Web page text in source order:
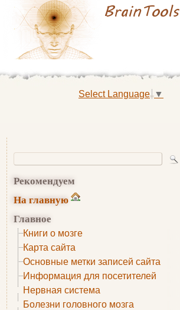
Select Language ▼
Рекомендуем
На главную
Главное
Книги о мозге
Карта сайта
Основные метки записей сайта
Информация для посетителей
Нервная система
Болезни головного мозга